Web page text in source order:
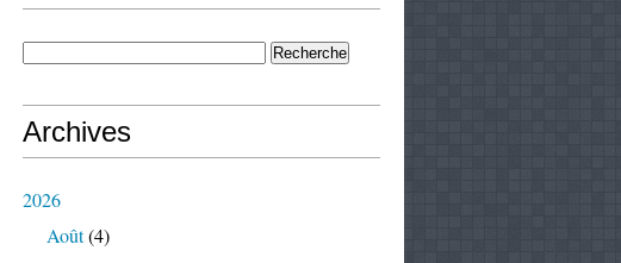
Archives
2026
Août(4)